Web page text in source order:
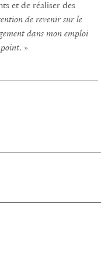
et de réaliser des
de revenir sur le
dans mon emploi
point. »